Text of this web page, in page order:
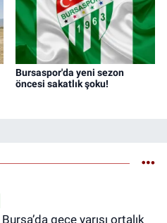
Bursaspor'da yeni sezon
öncesi sakatlık şoku!